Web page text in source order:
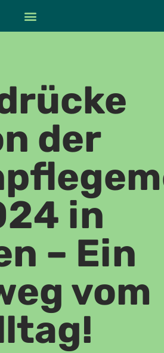
der
in
– Ein
vom